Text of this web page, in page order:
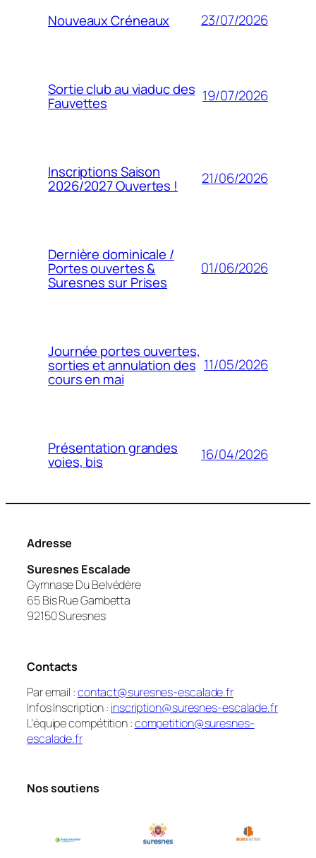
Nouveaux Créneaux 23/07/2026
Sortie club au viaduc des
Fauvettes 19/07/2026
Inscriptions Saison
2026/2027 Ouvertes ! 21/06/2026
Dernière dominicale /
Portes ouvertes &
Suresnes sur Prises
01/06/2026
Journée portes ouvertes,
sorties et annulation des
cours en mai
11/05/2026
Présentation grandes
voies, bis 16/04/2026
Adresse
Suresnes Escalade
Gymnase Du Belvédère
65 Bis Rue Gambetta
92150 Suresnes
Contacts
Par email :contact@suresnes-escalade.fr
Infos Inscription : inscription@suresnes-escalade.fr
L’équipe compétition :competition@suresnes-
escalade.fr
Nos soutiens